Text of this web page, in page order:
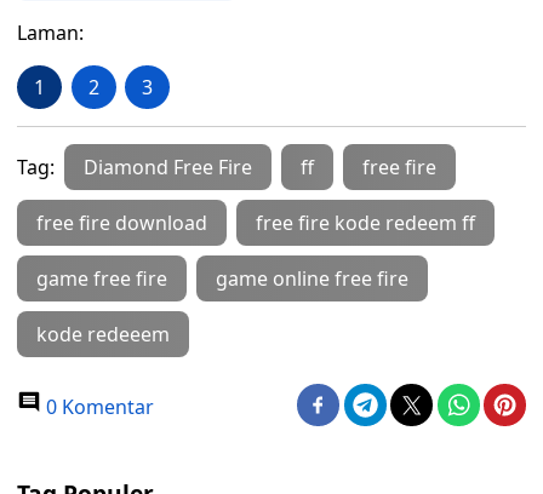
Laman:
1 2 3
Tag: Diamond Free Fire ff free fire
free fire download free fire kode redeem ff
game free fire game online free fire
kode redeeem
0 Komentar